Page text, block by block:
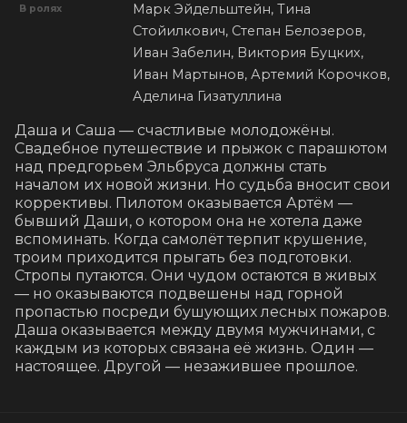
В ролях
Марк Эйдельштейн, Тина
Стойилкович, Степан Белозеров,
Иван Забелин, Виктория Буцких,
Иван Мартынов, Артемий Корочков,
Аделина Гизатуллина
Даша и Саша — счастливые молодожёны.
Свадебное путешествие и прыжок с парашютом
над предгорьем Эльбруса должны стать
началом их новой жизни. Но судьба вносит свои
коррективы. Пилотом оказывается Артём —
бывший Даши, о котором она не хотела даже
вспоминать. Когда самолёт терпит крушение,
троим приходится прыгать без подготовки.
Стропы путаются. Они чудом остаются в живых
— но оказываются подвешены над горной
пропастью посреди бушующих лесных пожаров.
Даша оказывается между двумя мужчинами, с
каждым из которых связана её жизнь. Один —
настоящее. Другой — незажившее прошлое.